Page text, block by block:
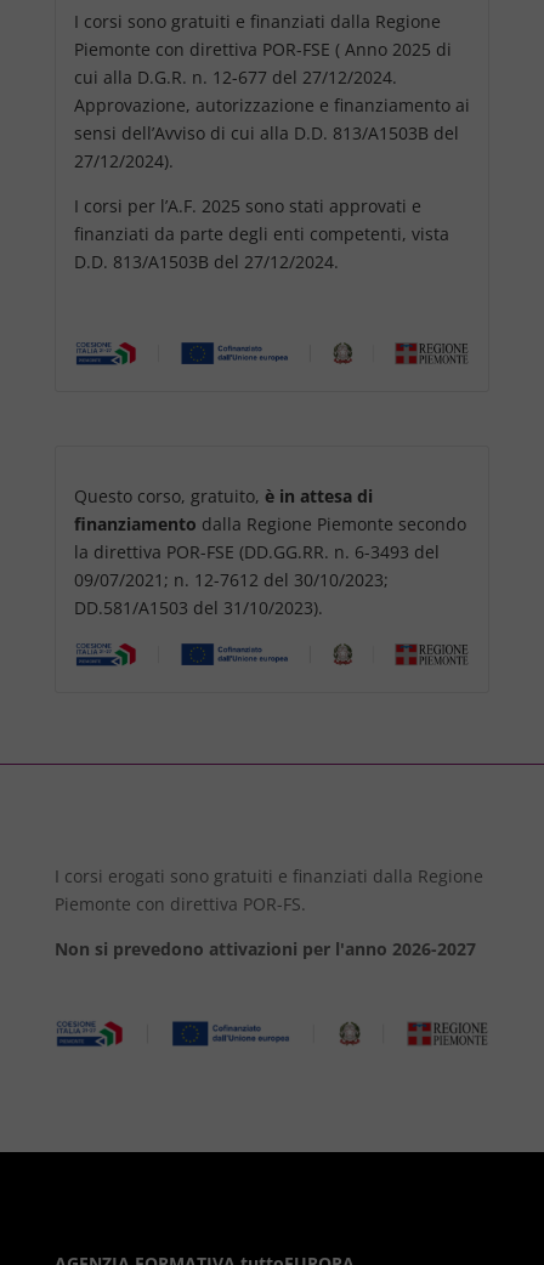
I corsi sono gratuiti e finanziati dalla Regione
Piemonte con direttiva POR-FSE ( Anno 2025 di
cui alla D.G.R. n. 12-677 del 27/12/2024.
Approvazione, autorizzazione e finanziamento ai
sensi dell’Avviso di cui alla D.D. 813/A1503B del
27/12/2024).
I corsi per l’A.F. 2025 sono stati approvati e
finanziati da parte degli enti competenti, vista
D.D. 813/A1503B del 27/12/2024.
Questo corso, gratuito, è in attesa di
finanziamento dalla Regione Piemonte secondo
la direttiva POR-FSE (DD.GG.RR. n. 6-3493 del
09/07/2021; n. 12-7612 del 30/10/2023;
DD.581/A1503 del 31/10/2023).
I corsi erogati sono gratuiti e finanziati dalla Regione
Piemonte con direttiva POR-FS.
Non si prevedono attivazioni per l'anno 2026-2027